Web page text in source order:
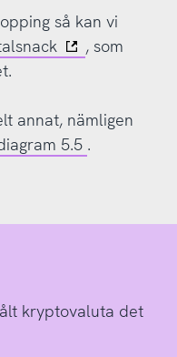
så kan vi
, som
annat, nämligen
5.5 .
kryptovaluta det